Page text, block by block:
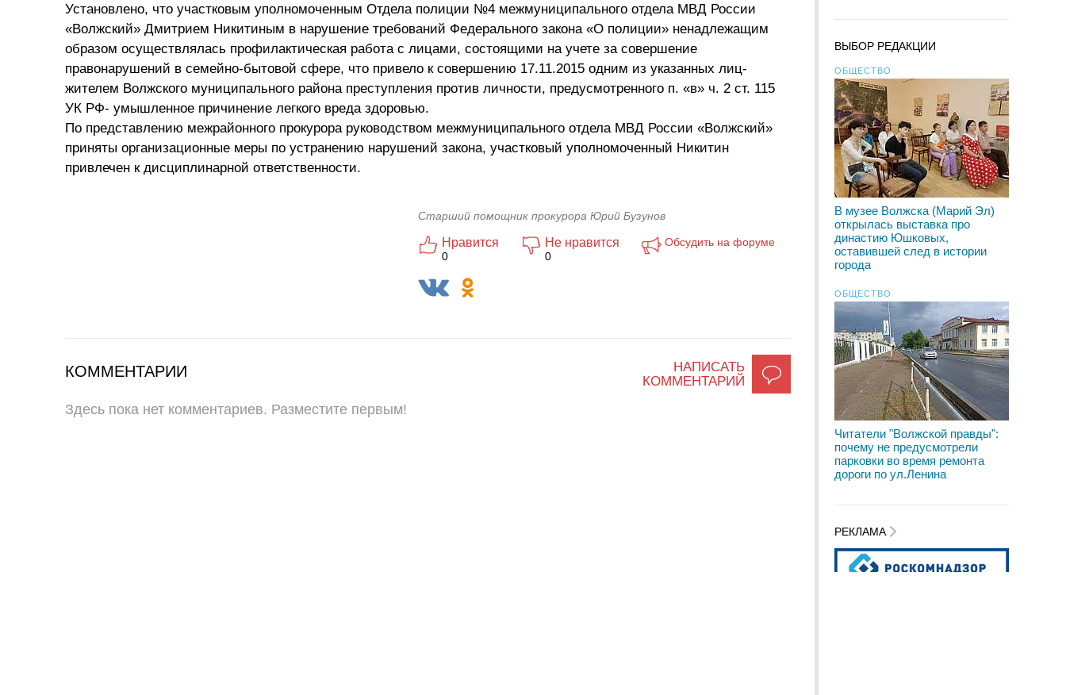
Установлено, что участковым уполномоченным Отдела полиции №4 межмуниципального отдела МВД России
«Волжский» Дмитрием Никитиным в нарушение требований Федерального закона «О полиции» ненадлежащим
образом осуществлялась профилактическая работа с лицами, состоящими на учете за совершение
правонарушений в семейно-бытовой сфере, что привело к совершению 17.11.2015 одним из указанных лиц-
жителем Волжского муниципального района преступления против личности, предусмотренного п. «в» ч. 2 ст. 115
УК РФ- умышленное причинение легкого вреда здоровью.
По представлению межрайонного прокурора руководством межмуниципального отдела МВД России «Волжский»
приняты организационные меры по устранению нарушений закона, участковый уполномоченный Никитин
привлечен к дисциплинарной ответственности.
Старший помощник прокурора Юрий Бузунов
Нравится
0
Не нравится
0
Обсудить на форуме
НАПИСАТЬ
КОММЕНТАРИЙ
КОММЕНТАРИИ
Здесь пока нет комментариев. Разместите первым!
ВЫБОР РЕДАКЦИИ
ОБЩЕСТВО
В музее Волжска (Марий Эл)
открылась выставка про
династию Юшковых,
оставившей след в истории
города
ОБЩЕСТВО
Читатели "Волжской правды":
почему не предусмотрели
парковки во время ремонта
дороги по ул.Ленина
РЕКЛАМА